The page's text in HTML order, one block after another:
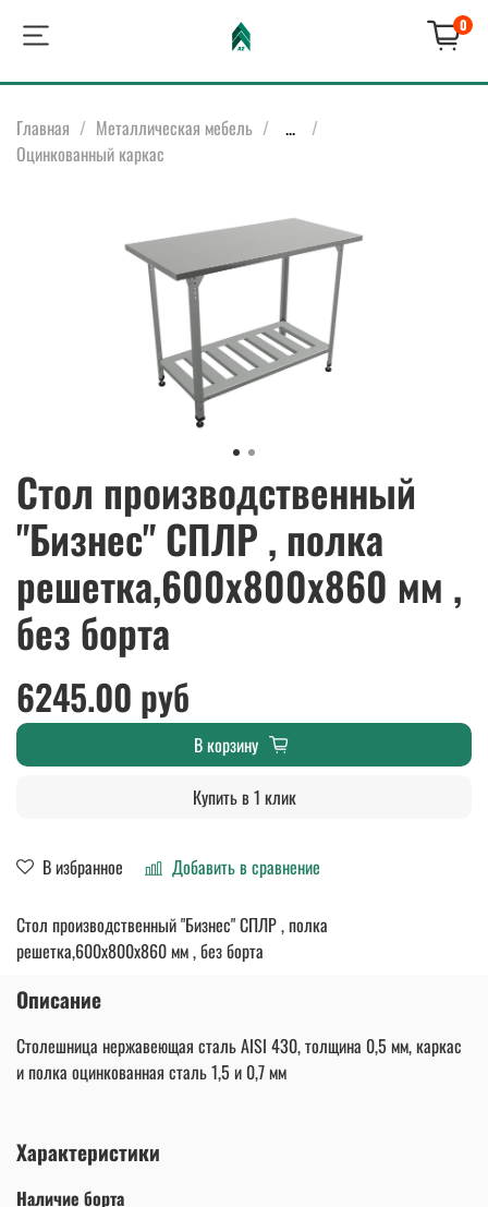
0
Главная Металлическая мебель
...
Оцинкованный каркас
Стол производственный
"Бизнес" СПЛР , полка
решетка,600х800х860 мм ,
без борта
В избранное Добавить в сравнение
6245.00 руб
В корзину
Купить в 1 клик
Стол производственный "Бизнес" СПЛР , полка
решетка,600х800х860 мм , без борта
Описание
Столешница нержавеющая сталь AISI 430, толщина 0,5 мм, каркас
и полка оцинкованная сталь 1,5 и 0,7 мм
Характеристики
Наличие борта